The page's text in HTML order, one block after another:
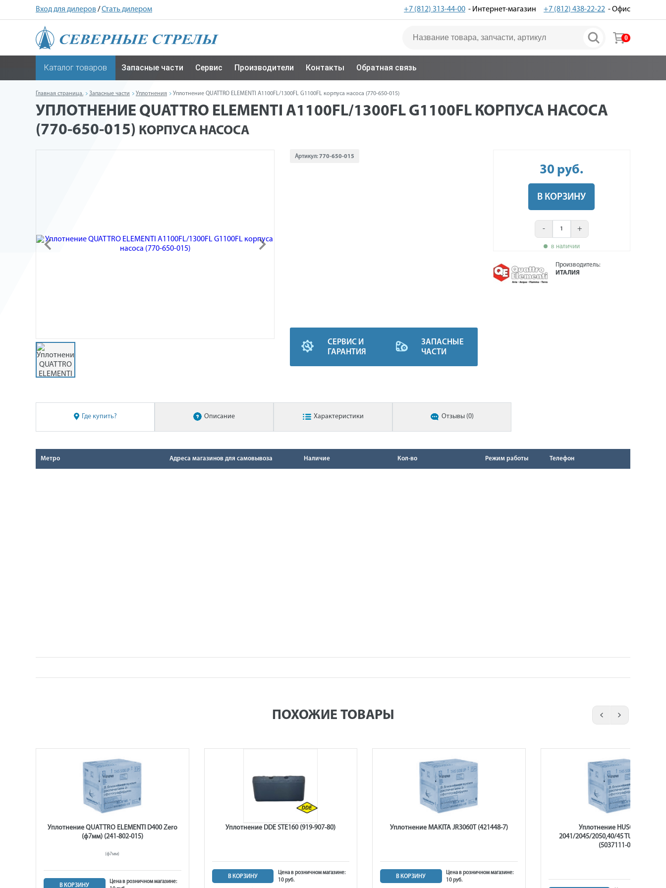
Вход для дилеров/Стать дилером +7 (812) 313-44-00 - Интернет-магазин +7 (812) 438-22-22 - Офис
0
Каталог товаров Запасные части Сервис Производители Контакты Обратная связь
Главная страница. Запасные части Уплотнения Уплотнение QUATTRO ELEMENTI A1100FL/1300FL G1100FL корпуса насоса (770-650-015)
УПЛОТНЕНИЕ QUATTRO ELEMENTI A1100FL/1300FL G1100FL КОРПУСА НАСОСА
(770-650-015) КОРПУСА НАСОСА
Артикул:770-650-015
СЕРВИС И
ГАРАНТИЯ
ЗАПАСНЫЕ
ЧАСТИ
30 руб.
В КОРЗИНУ
- +
в наличии
Производитель:
ИТАЛИЯ
Где купить? Описание Характеристики Отзывы (0)
Метро Адреса магазинов для самовывоза Наличие Кол-во Режим работы Телефон
ПОХОЖИЕ ТОВАРЫ
Уплотнение QUATTRO ELEMENTI D400 Zero
(ф7мм) (241-802-015)
(ф7мм)
В КОРЗИНУ
Цена в розничном магазине:
Уплотнение DDE STE160 (919-907-80)
В КОРЗИНУ
Цена в розничном магазине:
10 руб.
Уплотнение MAKITA JR3060T (421448-7)
В КОРЗИНУ
Цена в розничном магазине:
10 руб.
Уплотнение HUSQVARNA
2041/2045/2050,40/45 TURBO
(5037111-01)